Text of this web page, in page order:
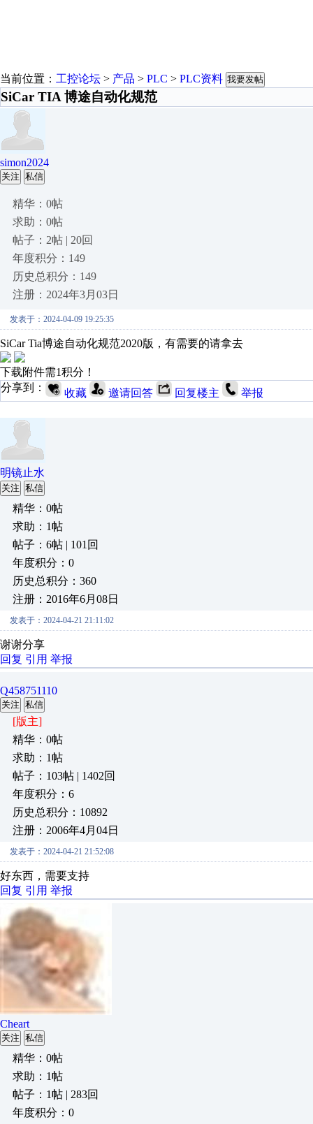
当前位置： 工控论坛 > 产品 > PLC > PLC资料 我要发帖
SiCar TIA 博途自动化规范
simon2024
关注 私信
精华：0帖
求助：0帖
帖子：2帖 | 20回
年度积分：149
历史总积分：149
注册：2024年3月03日
发表于：2024-04-09 19:25:35
SiCar Tia博途自动化规范2020版，有需要的请拿去
下载附件需1积分！
分享到：
收藏 邀请回答 回复楼主 举报
明镜止水
关注 私信
精华：0帖
求助：1帖
帖子：6帖 | 101回
年度积分：0
历史总积分：360
注册：2016年6月08日
发表于：2024-04-21 21:11:02
谢谢分享
回复 引用 举报
Q458751110
关注 私信
[版主]
精华：0帖
求助：1帖
帖子：103帖 | 1402回
年度积分：6
历史总积分：10892
注册：2006年4月04日
发表于：2024-04-21 21:52:08
好东西，需要支持
回复 引用 举报
Cheart
关注 私信
精华：0帖
求助：1帖
帖子：1帖 | 283回
年度积分：0